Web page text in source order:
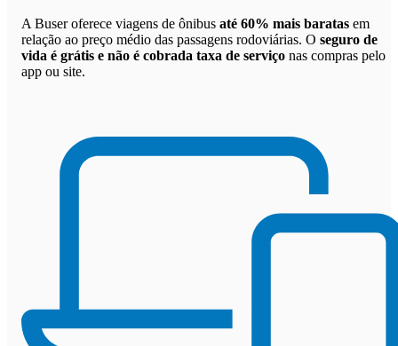
A Buser oferece viagens de ônibus até 60% mais baratas em
relação ao preço médio das passagens rodoviárias. O seguro de
vida é grátis e não é cobrada taxa de serviço nas compras pelo
app ou site.